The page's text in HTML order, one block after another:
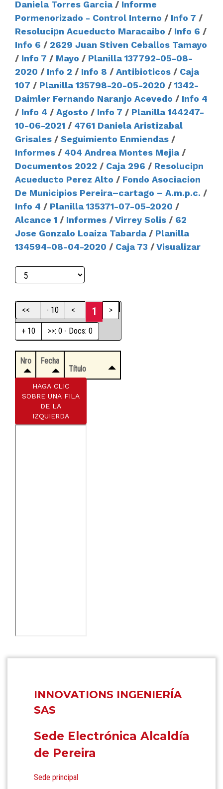
Daniela Torres Garcia / Informe
Pormenorizado - Control Interno / Info 7 /
Resoluciрn Acueducto Maracaibo / Info 6 /
Info 6 / 2629 Juan Stiven Ceballos Tamayo
/ Info 7 / Mayo / Planilla 137792-05-08-
2020 / Info 2 / Info 8 / Antibioticos / Caja
107 / Planilla 135798-20-05-2020 / 1342-
Daimler Fernando Naranjo Acevedo / Info 4
/ Info 4 / Agosto / Info 7 / Planilla 144247-
10-06-2021 / 4761 Daniela Aristizabal
Grisales / Seguimiento Enmiendas /
Informes / 404 Andrea Montes Mejia /
Documentos 2022 / Caja 296 / Resoluciрn
Acueducto Perez Alto / Fondo Asociacion
De Municipios Pereira–cartago – A.m.p.c. /
Info 4 / Planilla 135371-07-05-2020 /
Alcance 1 / Informes /Virrey Solis / 62
Jose Gonzalo Loaiza Tabarda / Planilla
134594-08-04-2020 / Caja 73 /Visualizar
<< - 10 < 1 >
+ 10 >>: 0 - Docs: 0
Nro
Fecha
Título
HAGA CLIC
SOBRE UNA FILA
DE LA
IZQUIERDA
INNOVATIONS INGENIERÍA
SAS
Sede Electrónica Alcaldía
de Pereira
Sede principal